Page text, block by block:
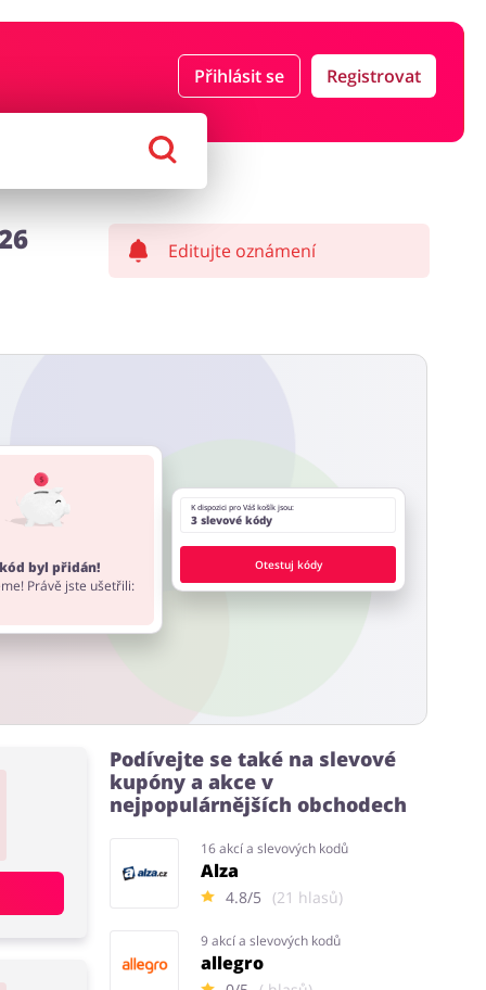
Přihlásit se Registrovat
Počítače foto a elektronika
Editujte oznámení
byl přidán!
Právě jste ušetřili:
K dispozici pro Váš košík jsou:
3 slevové kódy
Otestuj kódy
Podívejte se také na slevové
kupóny a akce v
nejpopulárnějších obchodech
16 akcí a slevových kodů
Alza
4.8/5 (21 hlasů)
9 akcí a slevových kodů
allegro